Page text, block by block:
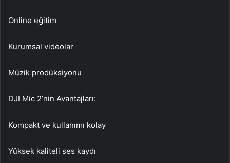
Online eğitim
Kurumsal videolar
Müzik prodüksiyonu
DJI Mic 2’nin Avantajları:
Kompakt ve kullanımı kolay
Yüksek kaliteli ses kaydı